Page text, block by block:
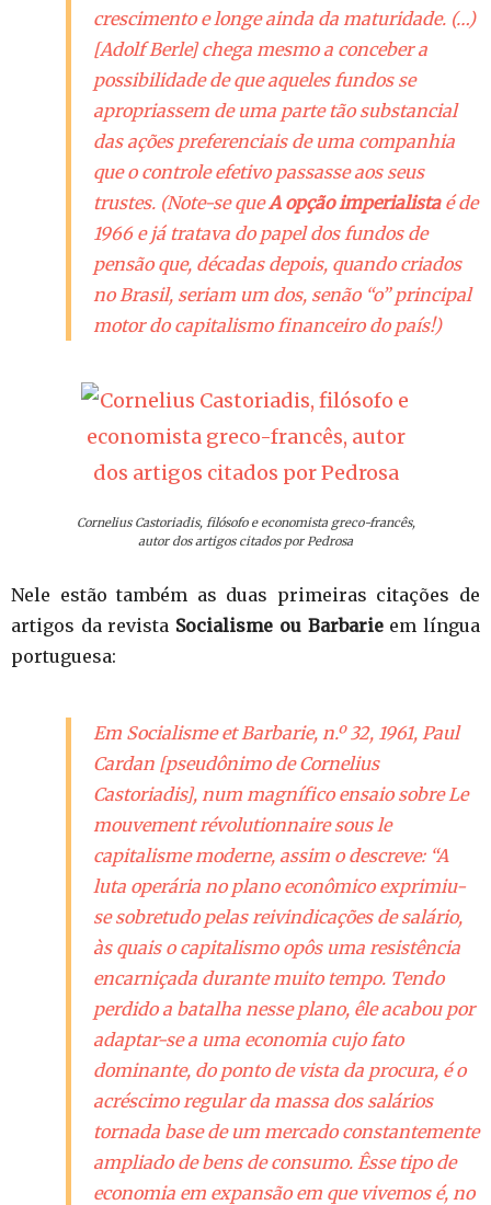
crescimento e longe ainda da maturidade. (…)
[Adolf Berle]chega mesmo a conceber a
possibilidade de que aqueles fundos se
apropriassem de uma parte tão substancial
das ações preferenciais de uma companhia
que o controle efetivo passasse aos seus
trustes. (Note-se queA opção imperialistaé de
1966 e já tratava do papel dos fundos de
pensão que, décadas depois, quando criados
no Brasil, seriam um dos, senão “o” principal
motor do capitalismo financeiro do país!)
Cornelius Castoriadis, filósofo e economista greco-francês,
autor dos artigos citados por Pedrosa
Nele estão também as duas primeiras citações de
artigos da revista Socialisme ou Barbarieem língua
portuguesa:
Em Socialisme et Barbarie, n.º 32, 1961, Paul
Cardan [pseudônimo de Cornelius
Castoriadis], num magnífico ensaio sobreLe
mouvement révolutionnaire sous le
capitalisme moderne, assim o descreve: “A
luta operária no plano econômico exprimiu-
se sobretudo pelas reivindicações de salário,
às quais o capitalismo opôs uma resistência
encarniçada durante muito tempo. Tendo
perdido a batalha nesse plano, êle acabou por
adaptar-se a uma economia cujo fato
dominante, do ponto de vista da procura, é o
acréscimo regular da massa dos salários
tornada base de um mercado constantemente
ampliado de bens de consumo. Êsse tipo de
economia em expansão em que vivemos é, no